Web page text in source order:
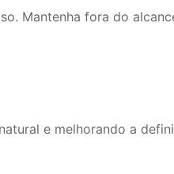
Mantenha fora do
e melhorando a